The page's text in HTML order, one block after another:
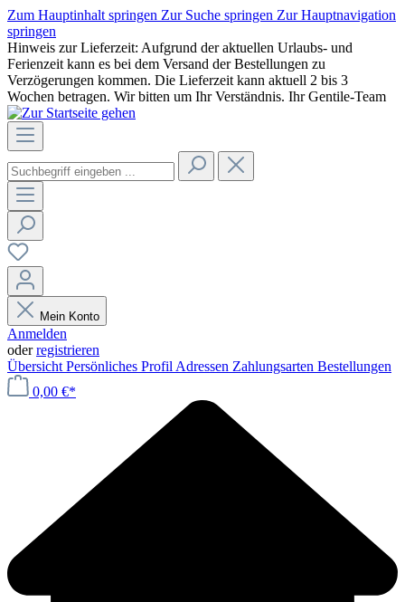
Zum Hauptinhalt springen Zur Suche springen Zur Hauptnavigation
springen
Hinweis zur Lieferzeit: Aufgrund der aktuellen Urlaubs- und
Ferienzeit kann es bei dem Versand der Bestellungen zu
Verzögerungen kommen. Die Lieferzeit kann aktuell 2 bis 3
Wochen betragen. Wir bitten um Ihr Verständnis. Ihr Gentile-Team
Mein Konto
Anmelden
oderregistrieren
Übersicht Persönliches Profil Adressen Zahlungsarten Bestellungen
0,00 €*